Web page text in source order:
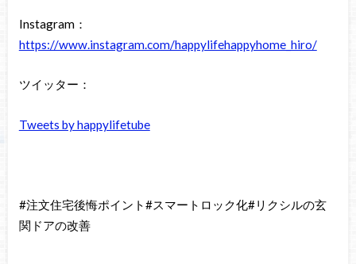
Instagram：
https://www.instagram.com/happylifehappyhome_hiro/
ツイッター：
Tweets by happylifetube
#注文住宅後悔ポイント#スマートロック化#リクシルの玄
関ドアの改善